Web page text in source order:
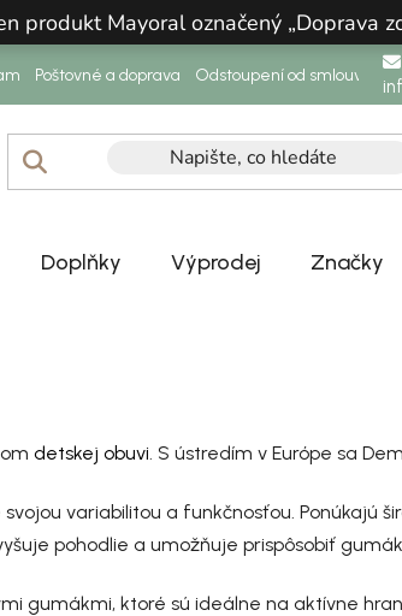
produkt Mayoral označený „Doprava
Poštovné a doprava Odstoupení od smlouvy
Doplňky Výprodej Značky
detskej obuvi . S ústredím v Európe sa
variabilitou a funkčnosťou. Ponúkajú
pohodlie a umožňuje prispôsobiť
gumákmi, ktoré sú ideálne na aktívne